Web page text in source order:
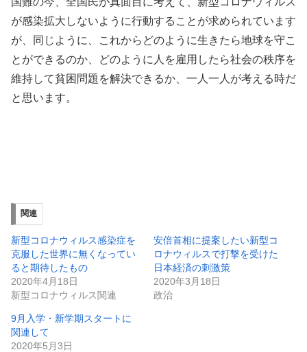
が感染拡大しないように行動することが求められています
が、同じように、これからどのように生きたら地球を守こ
とができるのか、どのように人を雇用したら社会の秩序を
維持して貧困問題を解決できるか、一人一人が考える時だ
と思います。
関連
新型コロナウィルス感染症を
克服した世界に無くなってい
ると期待したもの
2020年4月18日
新型コロナウィルス関連
安倍首相に提案したい新型コ
ロナウィルスで打撃を受けた
日本経済の刺激策
2020年3月18日
政治
9月入学・新学期スタートに
関連して
2020年5月3日